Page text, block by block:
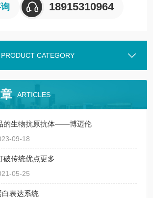
18915310964
PRODUCT CATEGORY
ARTICLES
的生物抗原抗体——博迈伦
09-18
破传统优点更多
05-25
表达系统